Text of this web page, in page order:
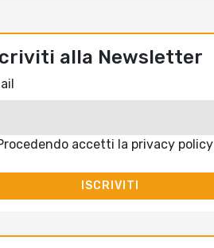
alla Newsletter
accetti la privacy policy